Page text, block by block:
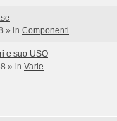
» in Componenti
e suo USO
» in Varie